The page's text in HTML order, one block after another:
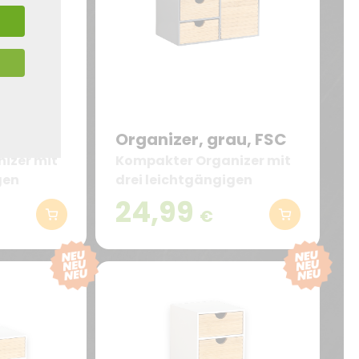
Organizer, grau, FSC
Schubladen
24,99 €